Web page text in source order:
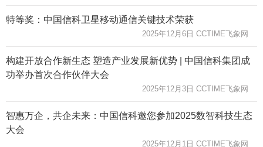
特等奖：中国信科卫星移动通信关键技术荣获
2025年12月6日 CCTIME飞象网
构建开放合作新生态 塑造产业发展新优势 | 中国信科集团成
功举办首次合作伙伴大会
2025年12月3日 CCTIME飞象网
智惠万企，共企未来：中国信科邀您参加2025数智科技生态
大会
2025年12月1日 CCTIME飞象网